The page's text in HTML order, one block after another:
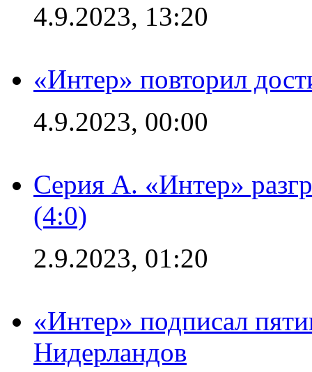
4.9.2023, 13:20
«Интер» повторил
4.9.2023, 00:00
Серия А. «Интер»
(4:0)
2.9.2023, 01:20
«Интер» подписал
Нидерландов